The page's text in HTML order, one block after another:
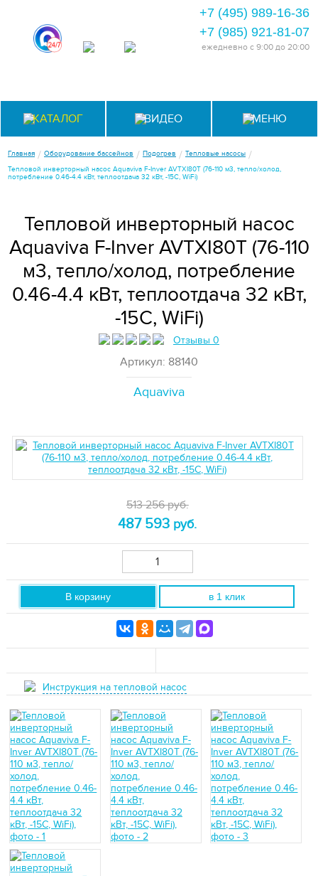
+7 (495) 989-16-36
+7 (985) 921-81-07
ежедневно с 9:00 до 20:00
КАТАЛОГ ВИДЕО МЕНЮ
Главная / Оборудование бассейнов / Подогрев / Тепловые насосы /
Тепловой инверторный насос Aquaviva F-Inver AVTXI80Т (76-110 м3, тепло/холод,
потребление 0.46-4.4 кВт, теплоотдача 32 кВт, -15С, WiFi)
Тепловой инверторный насос
Aquaviva F-Inver AVTXI80Т (76-110
м3, тепло/холод, потребление
0.46-4.4 кВт, теплоотдача 32 кВт,
-15С, WiFi)
Отзывы 0
Артикул: 88140
Aquaviva
513 256 руб.
487 593 руб.
В корзину в 1 клик
Инструкция на тепловой насос